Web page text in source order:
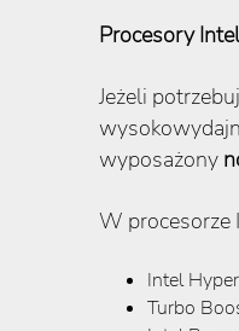
Procesory
Jeżeli
wyposażony
W procesorze
Intel
Turbo